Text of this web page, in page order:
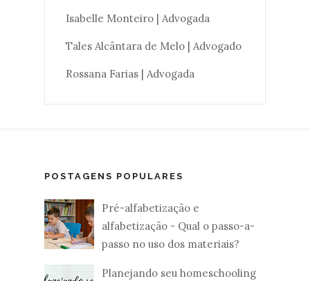
Isabelle Monteiro | Advogada
Tales Alcântara de Melo | Advogado
Rossana Farias | Advogada
POSTAGENS POPULARES
Pré-alfabetização e
alfabetização - Qual o passo-a-
passo no uso dos materiais?
Planejando seu homeschooling